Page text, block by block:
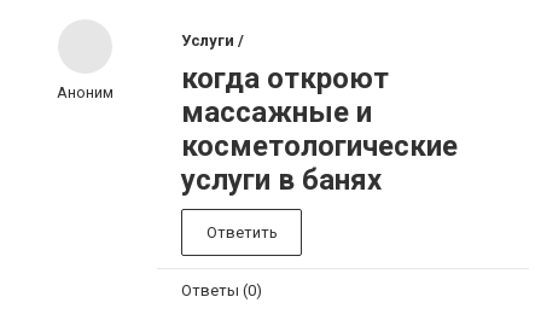
Аноним
Услуги /
когда откроют
массажные и
косметологические
услуги в банях
Ответить
Ответы (0)